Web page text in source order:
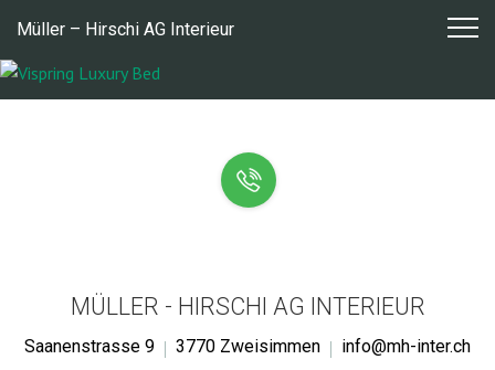
Inhalt
springen
Müller – Hirschi AG Interieur
MÜLLER - HIRSCHI AG INTERIEUR
Saanenstrasse 9 3770 Zweisimmen info@mh-inter.ch